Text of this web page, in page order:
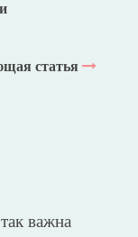
статья
важна